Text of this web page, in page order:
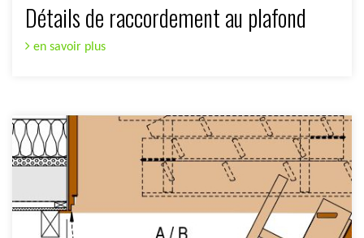
Détails de raccordement au plafond
en savoir plus